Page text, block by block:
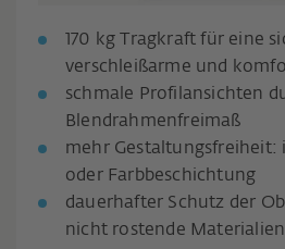
170 kg Tragkraft für eine
verschleißarme und
schmale Profilansichten
Blendrahmenfreimaß
mehr Gestaltungsfreiheit:
oder Farbbeschichtung
dauerhafter Schutz der
nicht rostende Materialien